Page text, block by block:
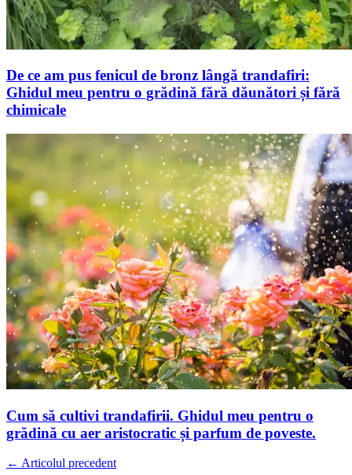
De ce am pus fenicul de bronz lângă trandafiri:
Ghidul meu pentru o grădină fără dăunători și fără
chimicale
Cum să cultivi trandafirii. Ghidul meu pentru o
grădină cu aer aristocratic și parfum de poveste.
← Articolul precedent